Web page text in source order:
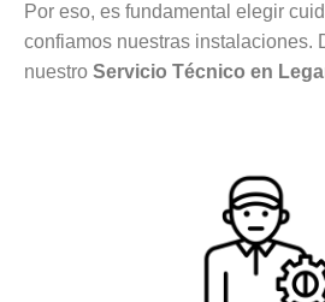
Por eso, es fundamental elegir
confiamos nuestras instalaciones.
nuestro Servicio Técnico en